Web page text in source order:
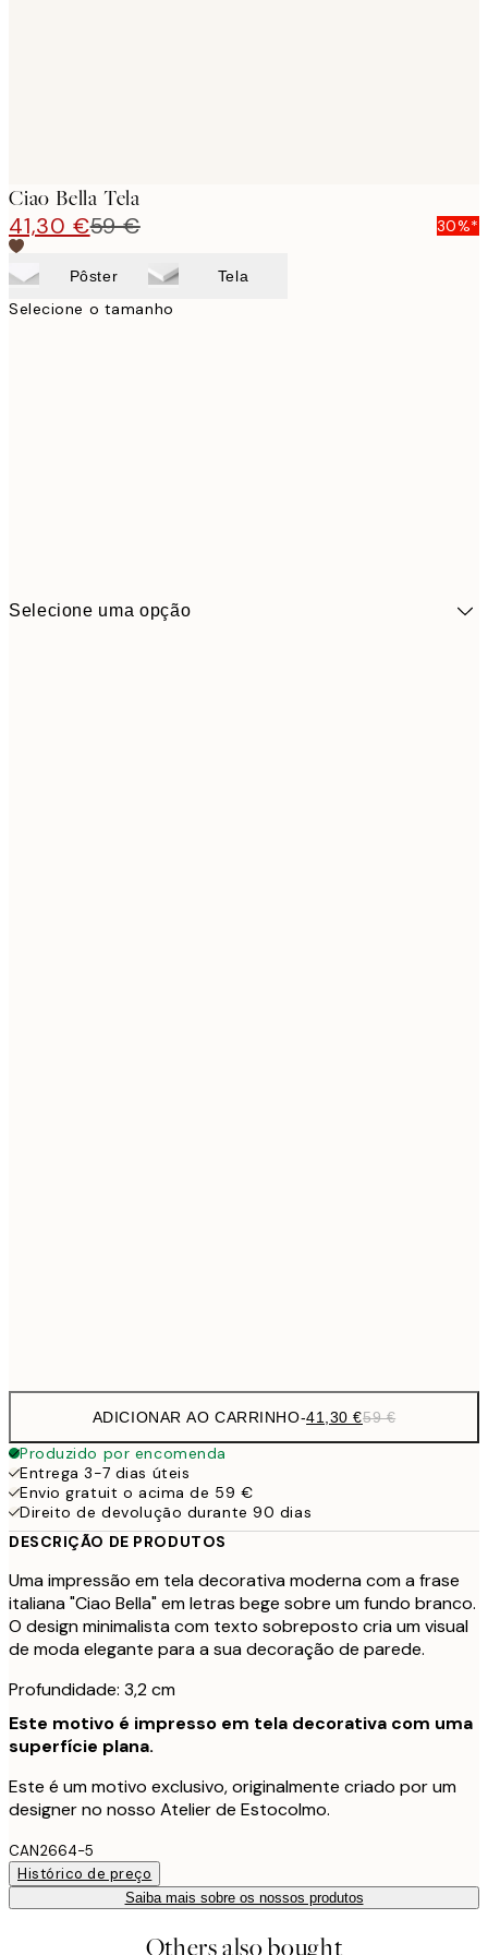
Ciao Bella Tela
41,30 €59 € 30%*
Pôster Tela
Selecione o tamanho
Selecione uma opção
ADICIONAR AO CARRINHO-41,30 €59 €
Produzido por encomenda
Entrega 3-7 dias úteis
Envio gratuit o acima de 59 €
Direito de devolução durante 90 dias
DESCRIÇÃO DE PRODUTOS
Uma impressão em tela decorativa moderna com a frase
italiana "Ciao Bella" em letras bege sobre um fundo branco.
O design minimalista com texto sobreposto cria um visual
de moda elegante para a sua decoração de parede.
Profundidade: 3,2 cm
Este motivo é impresso em tela decorativa com uma
superfície plana.
Este é um motivo exclusivo, originalmente criado por um
designer no nosso Atelier de Estocolmo.
CAN2664-5
Histórico de preço
Saiba mais sobre os nossos produtos
Others also bought